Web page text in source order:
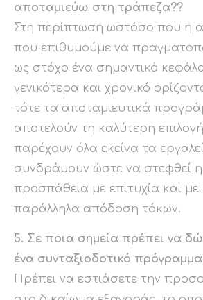
αποταμιεύω στη τράπεζα??
Στη περίπτωση ωστόσο που η
που επιθυμούμε να
ως στόχο ένα σημαντικό
γενικότερα και χρονικό
τότε τα αποταμιευτικά
αποτελούν τη καλύτερη επιλογή
παρέχουν όλα εκείνα τα
συνδράμουν ώστε να στεφθεί η
προσπάθεια με επιτυχία και με
παράλληλα απόδοση τόκων.
5. Σε ποια σημεία πρέπει να
ένα συνταξιοδοτικό
Πρέπει να εστιάσετε την